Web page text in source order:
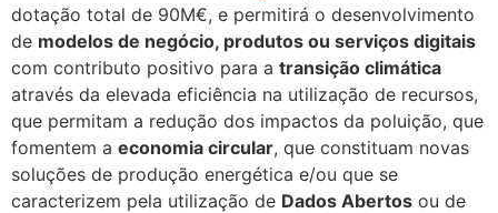
dotação total de 90M€, e permitirá o desenvolvimento
de modelos de negócio, produtos ou serviços digitais
com contributo positivo para a transição climática
através da elevada eficiência na utilização de recursos,
que permitam a redução dos impactos da poluição, que
fomentem a economia circular, que constituam novas
soluções de produção energética e/ou que se
caracterizem pela utilização de Dados Abertos ou de